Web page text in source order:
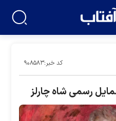
کد خبر:۹۰۸۵۸۳
رسمی شاه چارلز